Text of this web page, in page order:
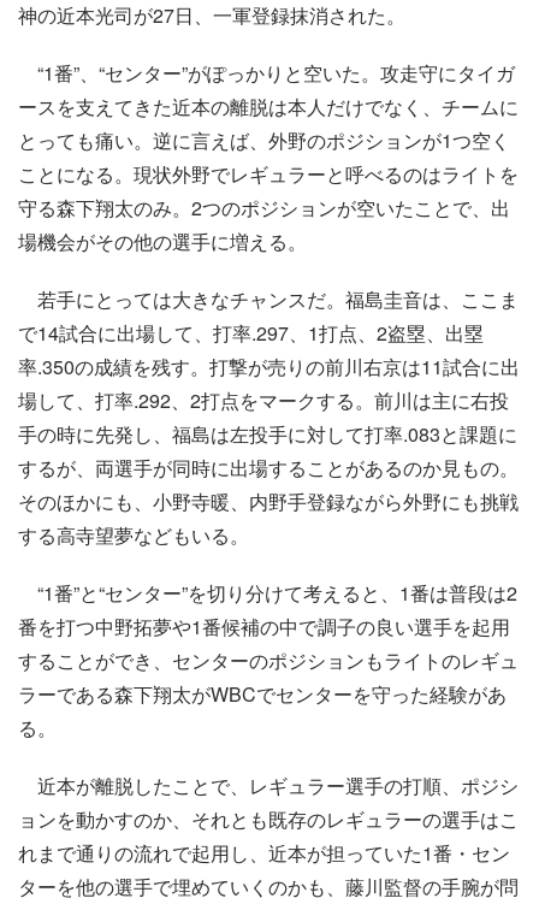
神の近本光司が27日、一軍登録抹消された。
“1番”、“センター”がぽっかりと空いた。攻走守にタイガ
ースを支えてきた近本の離脱は本人だけでなく、チームに
とっても痛い。逆に言えば、外野のポジションが1つ空く
ことになる。現状外野でレギュラーと呼べるのはライトを
守る森下翔太のみ。2つのポジションが空いたことで、出
場機会がその他の選手に増える。
若手にとっては大きなチャンスだ。福島圭音は、ここま
で14試合に出場して、打率.297、1打点、2盗塁、出塁
率.350の成績を残す。打撃が売りの前川右京は11試合に出
場して、打率.292、2打点をマークする。前川は主に右投
手の時に先発し、福島は左投手に対して打率.083と課題に
するが、両選手が同時に出場することがあるのか見もの。
そのほかにも、小野寺暖、内野手登録ながら外野にも挑戦
する高寺望夢などもいる。
“1番”と“センター”を切り分けて考えると、1番は普段は2
番を打つ中野拓夢や1番候補の中で調子の良い選手を起用
することができ、センターのポジションもライトのレギュ
ラーである森下翔太がWBCでセンターを守った経験があ
る。
近本が離脱したことで、レギュラー選手の打順、ポジシ
ョンを動かすのか、それとも既存のレギュラーの選手はこ
れまで通りの流れで起用し、近本が担っていた1番・セン
ターを他の選手で埋めていくのかも、藤川監督の手腕が問